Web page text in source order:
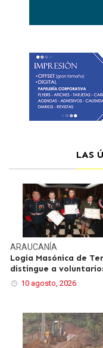
LAS
ARAUCANÍA
Logia Masónica de
distingue a
10 agosto, 2026